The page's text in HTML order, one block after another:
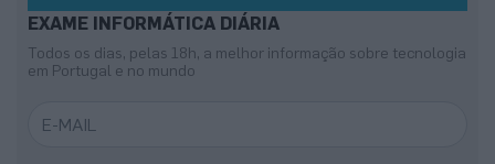
EXAME INFORMÁTICA DIÁRIA
Todos os dias, pelas 18h, a melhor informação sobre tecnologia
em Portugal e no mundo